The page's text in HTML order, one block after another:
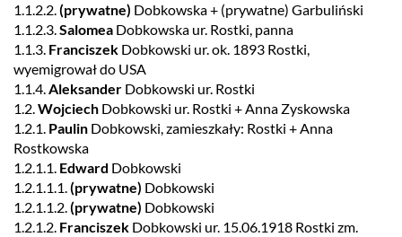
1.1.2.2.(prywatne) Dobkowska + (prywatne) Garbuliński
1.1.2.3.Salomea Dobkowska ur. Rostki, panna
1.1.3. Franciszek Dobkowski ur. ok. 1893 Rostki,
wyemigrował do USA
1.1.4.Aleksander Dobkowski ur. Rostki
1.2.Wojciech Dobkowski ur. Rostki + Anna Zyskowska
1.2.1. Paulin Dobkowski, zamieszkały: Rostki + Anna
Rostkowska
1.2.1.1. Edward Dobkowski
1.2.1.1.1.(prywatne) Dobkowski
1.2.1.1.2.(prywatne) Dobkowski
1.2.1.2. Franciszek Dobkowski ur. 15.06.1918 Rostki zm.